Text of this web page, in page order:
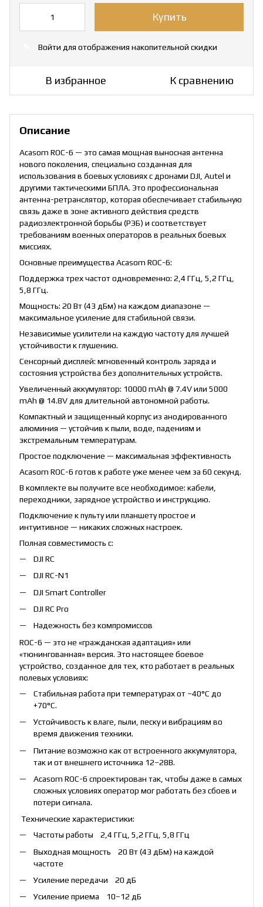
Купить
Войти для отображения накопительной скидки
В избранное К сравнению
Описание
Acasom ROC-6 — это самая мощная выносная антенна
нового поколения, специально созданная для
использования в боевых условиях с дронами DJI, Autel и
другими тактическими БПЛА. Это профессиональная
антенна-ретранслятор, которая обеспечивает стабильную
связь даже в зоне активного действия средств
радиоэлектронной борьбы (РЭБ) и соответствует
требованиям военных операторов в реальных боевых
миссиях.
Основные преимущества Acasom ROC-6:
Поддержка трех частот одновременно: 2,4 ГГц, 5,2 ГГц,
5,8 ГГц.
Мощность: 20 Вт (43 дБм) на каждом диапазоне —
максимальное усиление для стабильной связи.
Независимые усилители на каждую частоту для лучшей
устойчивости к глушению.
Сенсорный дисплей: мгновенный контроль заряда и
состояния устройства без дополнительных устройств.
Увеличенный аккумулятор: 10000 mAh @ 7.4V или 5000
mAh @ 14.8V для длительной автономной работы.
Компактный и защищенный корпус из анодированного
алюминия — устойчив к пыли, воде, падениям и
экстремальным температурам.
Простое подключение — максимальная эффективность
Acasom ROC-6 готов к работе уже менее чем за 60 секунд.
В комплекте вы получите все необходимое: кабели,
переходники, зарядное устройство и инструкцию.
Подключение к пульту или планшету простое и
интуитивное — никаких сложных настроек.
Полная совместимость с:
DJI RC
DJI RC-N1
DJI Smart Controller
DJI RC Pro
Надежность без компромиссов
ROC-6 — это не «гражданская адаптация» или
«тюнингованная» версия. Это настоящее боевое
устройство, созданное для тех, кто работает в реальных
полевых условиях:
Стабильная работа при температурах от –40°C до
+70°C.
Устойчивость к влаге, пыли, песку и вибрациям во
время движения техники.
Питание возможно как от встроенного аккумулятора,
так и от внешнего источника 12–28В.
Acasom ROC-6 спроектирован так, чтобы даже в самых
сложных условиях оператор мог работать без сбоев и
потери сигнала.
Технические характеристики:
Частоты работы 2,4 ГГц, 5,2 ГГц, 5,8 ГГц
Выходная мощность 20 Вт (43 дБм) на каждой
частоте
Усиление передачи 20 дБ
Усиление приема 10–12 дБ